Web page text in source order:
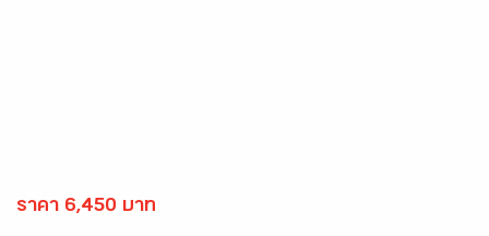
ราคา 6,450 บาท